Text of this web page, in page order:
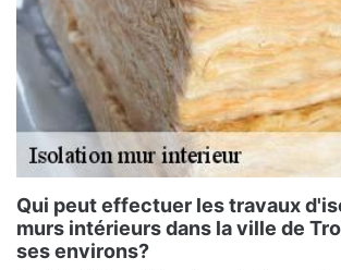
Qui peut effectuer les travaux
murs intérieurs dans la ville de
ses environs?